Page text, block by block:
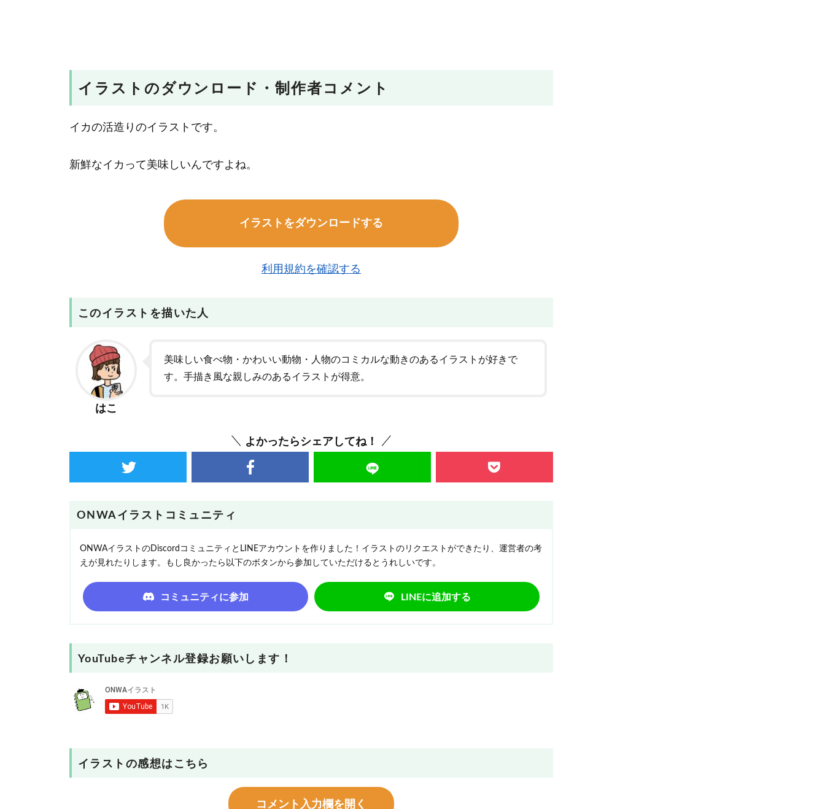
イラストのダウンロード・制作者コメント
イカの活造りのイラストです。
新鮮なイカって美味しいんですよね。
イラストをダウンロードする
利用規約を確認する
このイラストを描いた人
はこ
美味しい食べ物・かわいい動物・人物のコミカルな動きのあるイラストが好きで
す。手描き風な親しみのあるイラストが得意。
よかったらシェアしてね！
ONWAイラストコミュニティ
ONWAイラストのDiscordコミュニティとLINEアカウントを作りました！イラストのリクエストができたり、運営者の考
えが見れたりします。もし良かったら以下のボタンから参加していただけるとうれしいです。
コミュニティに参加 LINEに追加する
YouTubeチャンネル登録お願いします！
イラストの感想はこちら
コメント入力欄を開く